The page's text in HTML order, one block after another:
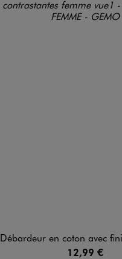
Débardeur en coton avec finitions
12,99 €